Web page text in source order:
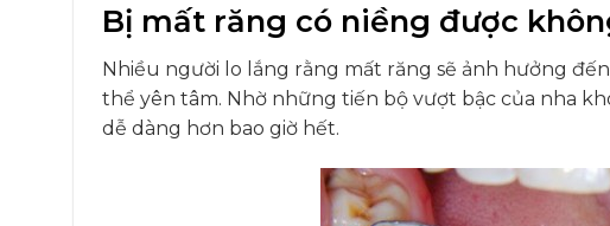
Bị mất răng có niềng được
Nhiều người lo lắng rằng mất răng sẽ ảnh hưởng
thể yên tâm. Nhờ những tiến bộ vượt bậc của nha
dễ dàng hơn bao giờ hết.